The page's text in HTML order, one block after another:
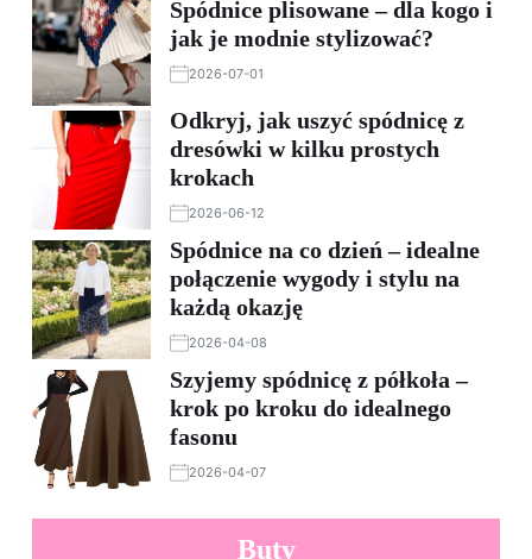
Spódnice plisowane – dla kogo i
jak je modnie stylizować?
2026-07-01
Odkryj, jak uszyć spódnicę z
dresówki w kilku prostych
krokach
2026-06-12
Spódnice na co dzień – idealne
połączenie wygody i stylu na
każdą okazję
2026-04-08
Szyjemy spódnicę z półkoła –
krok po kroku do idealnego
fasonu
2026-04-07
Buty